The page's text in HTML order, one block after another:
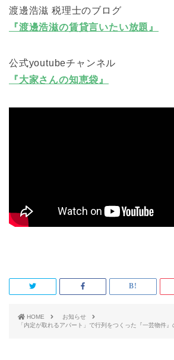
渡邊浩滋 税理士のブログ
『渡邊浩滋の賃貸言いたい放題』
公式youtubeチャンネル
『大家さんの知恵袋』
HOME
お知らせ
「内定が取れるアパート」で行列をつくった『一芸物件